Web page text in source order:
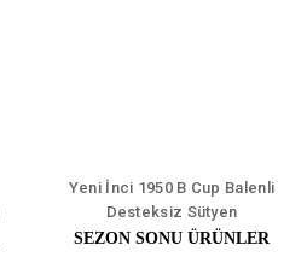
Yeni İnci 1950 B Cup Balenli
Desteksiz Sütyen
SEZON SONU ÜRÜNLER